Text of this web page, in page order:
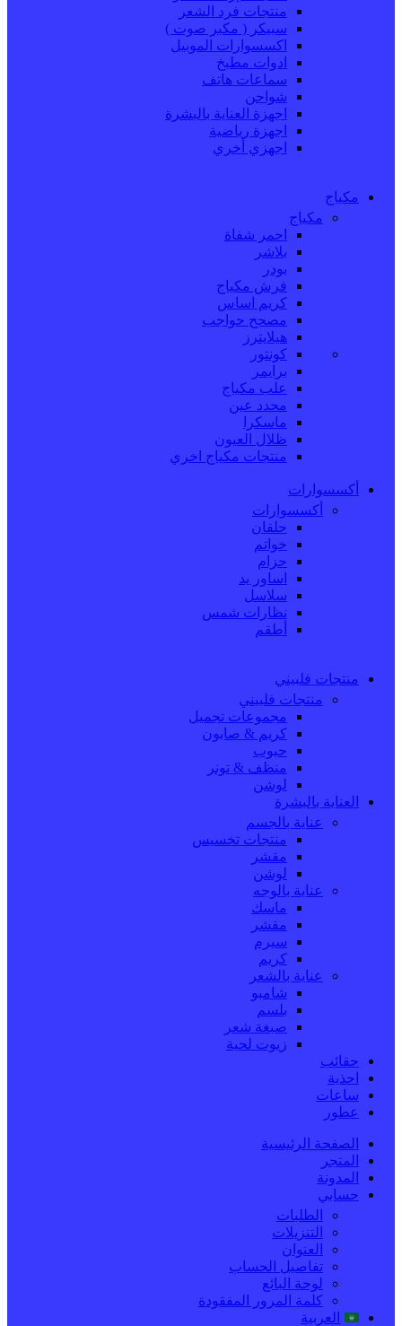
منتجات فرد الشعر
سبيكر ( مكبر صوت )
اكسسوارات الموبيل
ادوات مطبخ
سماعات هاتف
شواحن
اجهزة العناية بالبشرة
اجهزة رياضية
اجهزي أخري
مكياج
مكياج
احمر شفاة
بلاشر
بودر
فرش مكياج
كريم اساس
مصحح حواجب
هيلايترز
كونتور
برايمر
علب مكياج
محدد عين
ماسكرا
ظلال العيون
منتجات مكياج اخري
أكسسوارات
أكسسوارات
حلقان
خواتم
حزام
اساور يد
سلاسل
نظارات شمس
أطقم
منتجات فلبيني
منتجات فلبيني
مجموعات تجميل
كريم & صابون
حبوب
منظف & تونر
لوشن
العناية بالبشرة
عناية بالجسم
منتجات تخسيس
مقشر
لوشن
عناية بالوجه
ماسك
مقشر
سيرم
كريم
عناية بالشعر
شامبو
بلسم
صبغة شعر
زيوت لحية
حقائب
احذية
ساعات
عطور
الصفحة الرئيسية
المتجر
المدونة
حسابي
الطلبات
التنزيلات
العنوان
تفاصيل الحساب
لوحة البائع
كلمة المرور المفقودة
العربية